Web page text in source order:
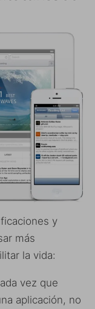
y
más
la vida:
vez que
aplicación, no